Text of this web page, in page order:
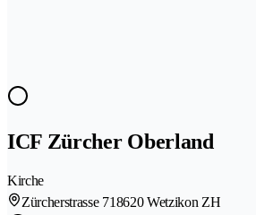
ICF Zürcher Oberland
Kirche
Zürcherstrasse 718620 Wetzikon ZH